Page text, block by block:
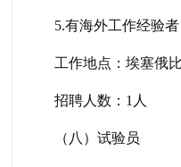
5.有海外工作经验
工作地点：埃塞俄
招聘人数： 1人
（ 八 ）试验员